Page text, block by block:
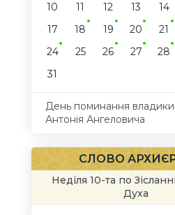
10
11 12 13 14
17
18 19 20 21
24
25 26 27 28
31
День поминання владики
Антонія Ангеловича
СЛОВО
Неділя 10-та по
Духа